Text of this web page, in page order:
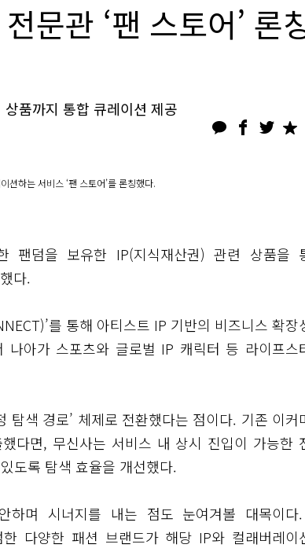
문관 ‘팬 스토어’ 론
품까지 통합 큐레이션 제공
하는 서비스 ‘팬 스토어’를 론칭했다.
팬덤을 보유한 IP(지식재산권) 관련 상품을
다.
를 통해 아티스트 IP 기반의 비즈니스 확장
아가 스포츠와 글로벌 IP 캐릭터 등 라이프스
색 경로’ 체제로 전환했다는 점이다. 기존 이커
다면, 무신사는 서비스 내 상시 진입이 가능한
도록 탐색 효율을 개선했다.
하며 시너지를 내는 점도 눈여겨볼 대목이
다양한 패션 브랜드가 해당 IP와 컬래버레이